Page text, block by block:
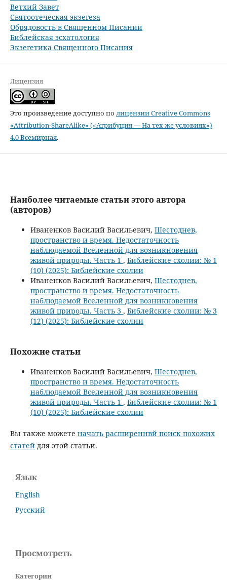
Ветхий Завет
Святоотеческая экзегеза
Обрядовость в Священном Писании
Библейская эсхатология
Экзегетика Священного Писания
Лицензия
Это произведение доступно по лицензии Creative Commons
«Attribution-ShareAlike» («Атрибуция — На тех же условиях»)
4.0 Всемирная.
Наиболее читаемые статьи этого автора
(авторов)
Иваненков Василий Васильевич, Шестоднев,
пространство и время. Недостаточность
наблюдаемой Вселенной для возникновения
живой природы. Часть 1 , Библейские схолии: № 1
(10) (2025): Библейские схолии
Иваненков Василий Васильевич, Шестоднев,
пространство и время. Недостаточность
наблюдаемой Вселенной для возникновения
живой природы. Часть 3 , Библейские схолии: № 3
(12) (2025): Библейские схолии
Похожие статьи
Иваненков Василий Васильевич, Шестоднев,
пространство и время. Недостаточность
наблюдаемой Вселенной для возникновения
живой природы. Часть 1 , Библейские схолии: № 1
(10) (2025): Библейские схолии
Вы также можете начать расширеннвй поиск похожих
статейдля этой статьи.
Язык
English
Русский
Просмотреть
Категории